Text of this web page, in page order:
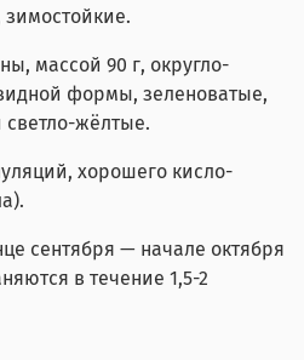
массой 90 г, округло-
формы, зеленоватые,
жёлтые.
хорошего кисло-
сентября — начале октября
в течение 1,5-2